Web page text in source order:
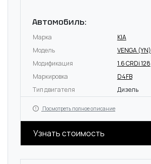
Автомобиль:
Марка
KIA
Модель
VENGA (YN)
Модификация
1.6 CRDi 128
Маркировка
D4FB
Тип двигателя
Дизель
Посмотреть полное описание
Узнать стоимость